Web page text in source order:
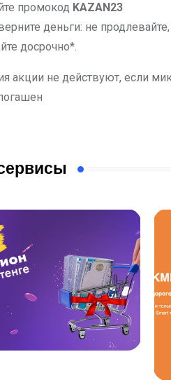
промокод KAZAN23
деньги: не
досрочно*.
акции не действуют, если